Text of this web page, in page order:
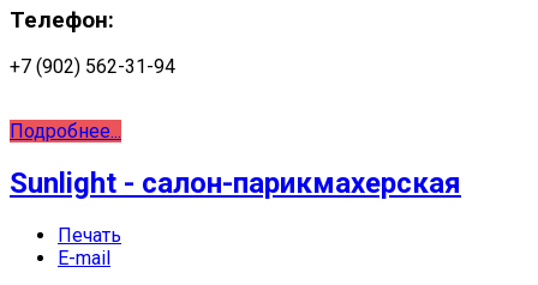
Телефон:
+7 (902) 562-31-94
Подробнее...
Sunlight - салон-парикмахерская
Печать
E-mail